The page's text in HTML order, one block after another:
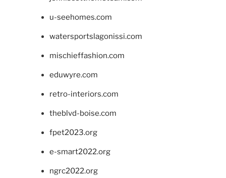
u-seehomes.com
watersportslagonissi.com
mischieffashion.com
eduwyre.com
retro-interiors.com
theblvd-boise.com
fpet2023.org
e-smart2022.org
ngrc2022.org